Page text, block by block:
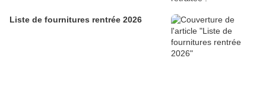
Liste de fournitures rentrée 2026